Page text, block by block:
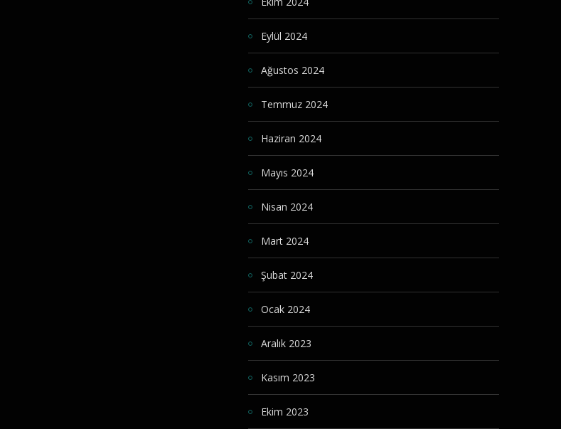
Eylül 2024
Ağustos 2024
Temmuz 2024
Haziran 2024
Mayıs 2024
Nisan 2024
Mart 2024
Şubat 2024
Ocak 2024
Aralık 2023
Kasım 2023
Ekim 2023